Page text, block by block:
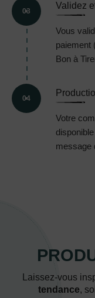
03
Validez
Vous
paiement
Bon à
04
Votre
message
Laissez-vous
tendance,